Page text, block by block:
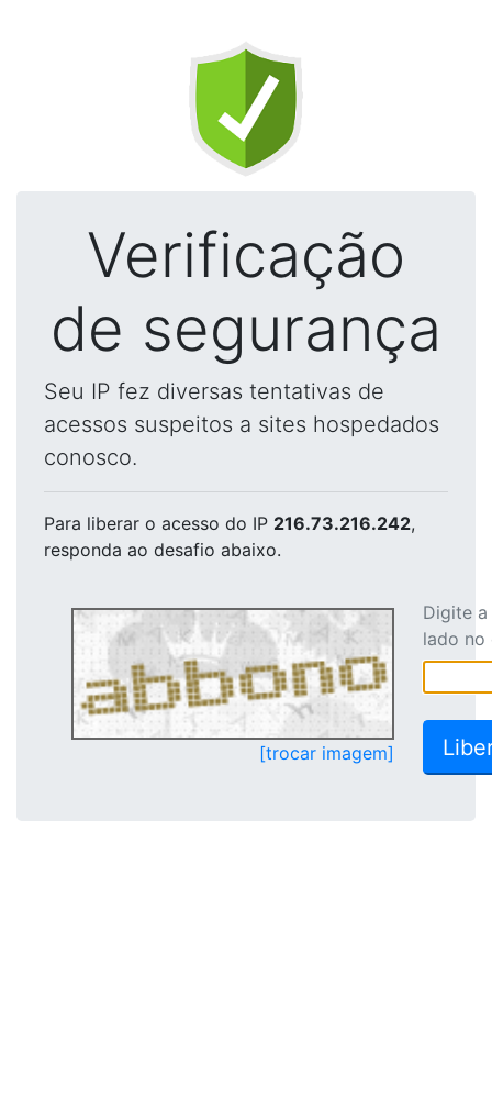
Verificação
de segurança
Seu IP fez diversas tentativas de
acessos suspeitos a sites hospedados
conosco.
Para liberar o acesso do IP 216.73.216.242,
responda ao desafio abaixo.
[trocar imagem]
Digite
lado no